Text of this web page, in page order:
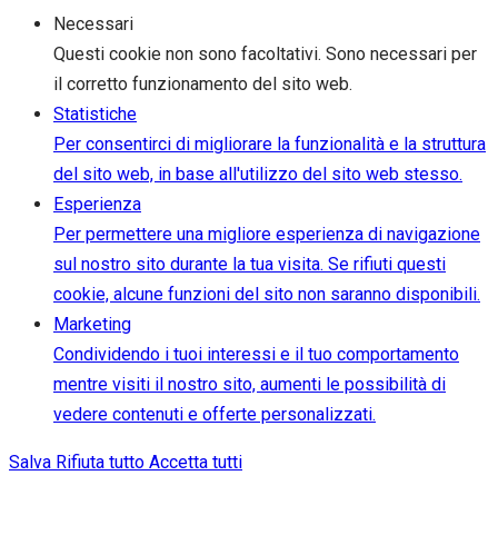
Necessari
Questi cookie non sono facoltativi. Sono necessari per
il corretto funzionamento del sito web.
Statistiche
Per consentirci di migliorare la funzionalità e la struttura
del sito web, in base all'utilizzo del sito web stesso.
Esperienza
Per permettere una migliore esperienza di navigazione
sul nostro sito durante la tua visita. Se rifiuti questi
cookie, alcune funzioni del sito non saranno disponibili.
Marketing
Condividendo i tuoi interessi e il tuo comportamento
mentre visiti il nostro sito, aumenti le possibilità di
vedere contenuti e offerte personalizzati.
Salva Rifiuta tutto Accetta tutti